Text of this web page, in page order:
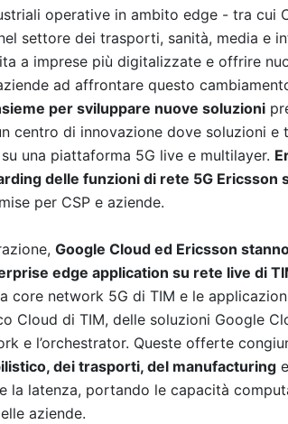
operative in ambito edge - tra cui
settore dei trasporti, sanità, media e
a imprese più digitalizzate e offrire
ad affrontare questo
per sviluppare nuove soluzioni
centro di innovazione dove soluzioni e
una piattaforma 5G live e multilayer.
delle funzioni di rete 5G Ericsson
per CSP e aziende.
Google Cloud ed Ericsson
edge application su rete live di
core network 5G di TIM e le
Cloud di TIM, delle soluzioni Google
e l’orchestrator. Queste offerte
dei trasporti, del manufacturing
la latenza, portando le capacità
aziende.